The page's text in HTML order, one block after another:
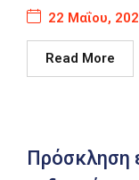
22 Μαΐου,
Read More
Πρόσκληση